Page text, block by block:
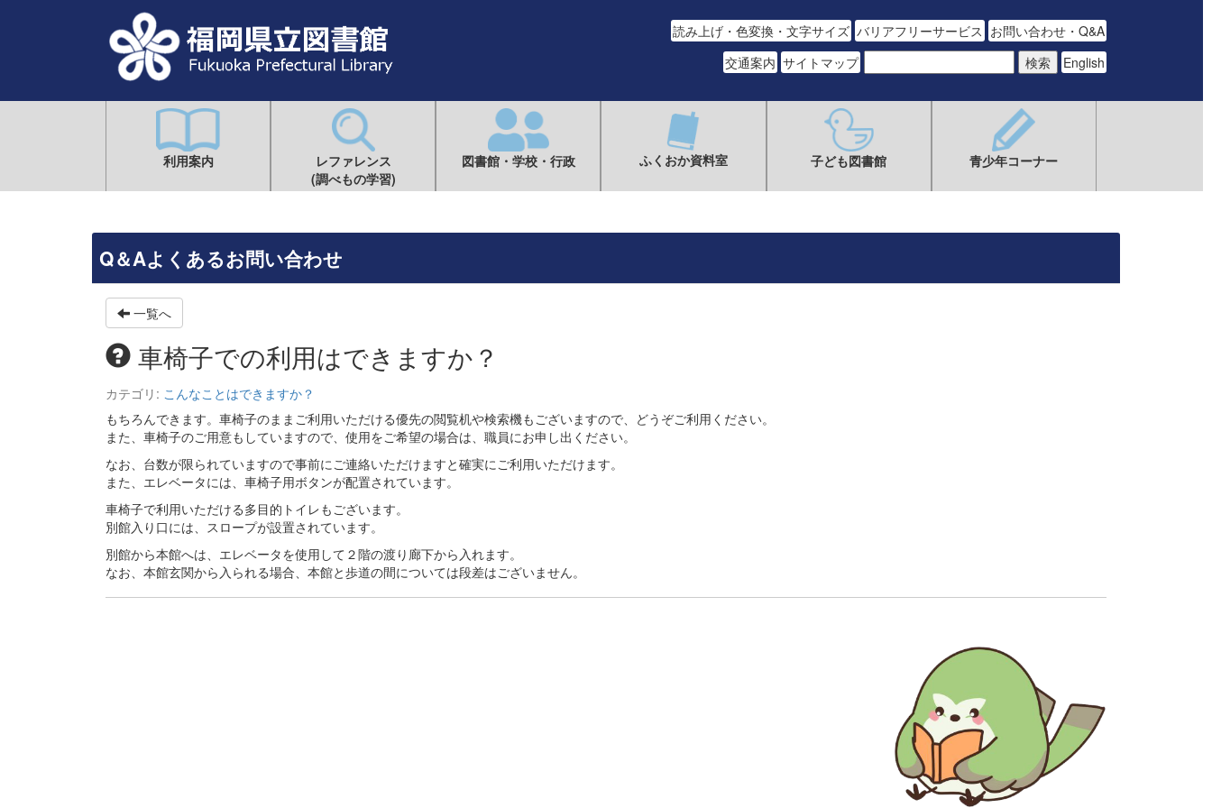
読み上げ・色変換・文字サイズ バリアフリーサービス お問い合わせ・Q&A
交通案内 サイトマップ English
利用案内
レファレンス
(調べもの学習)
図書館・学校・行政 ふくおか資料室 子ども図書館 青少年コーナー
Q＆Aよくあるお問い合わせ
一覧へ
車椅子での利用はできますか？
カテゴリ: こんなことはできますか？
もちろんできます。車椅子のままご利用いただける優先の閲覧机や検索機もございますので、どうぞご利用ください。
また、車椅子のご用意もしていますので、使用をご希望の場合は、職員にお申し出ください。
なお、台数が限られていますので事前にご連絡いただけますと確実にご利用いただけます。
また、エレベータには、車椅子用ボタンが配置されています。
車椅子で利用いただける多目的トイレもございます。
別館入り口には、スロープが設置されています。
別館から本館へは、エレベータを使用して２階の渡り廊下から入れます。
なお、本館玄関から入られる場合、本館と歩道の間については段差はございません。